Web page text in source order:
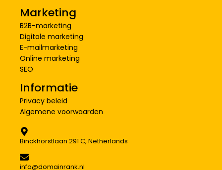
Marketing
B2B-marketing
Digitale marketing
E-mailmarketing
Online marketing
SEO
Informatie
Privacy beleid
Algemene voorwaarden
Binckhorstlaan 291 C, Netherlands
info@domainrank.nl